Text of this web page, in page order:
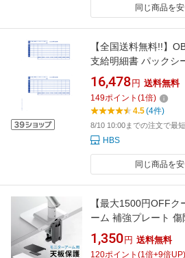
同じ商品を
【全国送料無料!!】
支給明細書 パックシ
16,478 円 送料無料
149ポイント (1倍)
4.5(4件)
8/10 10:00までの注文で最
HBS
同じ商品を
【最大1500円OFF
ーム 補強プレート
シート付 安定 ぐらつ
1,350 円 送料無料
120ポイント (1倍+9倍UP)